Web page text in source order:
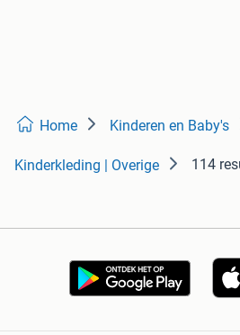
Home Kinderen en Baby's
Kinderkleding | Overige 114